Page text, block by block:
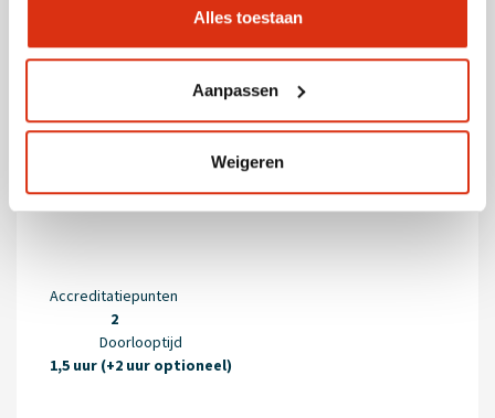
Alles toestaan
Aanpassen
Weigeren
Huiselijk geweld, ouder-kind relatie en
het zeer jonge kind
Accreditatiepunten
2
Doorlooptijd
1,5 uur (+2 uur optioneel)